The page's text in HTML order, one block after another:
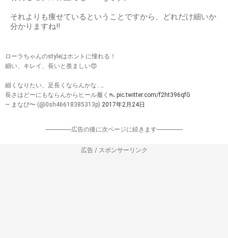
それよりも痩せているということですから、どれだけ細いか
分かりますね!!
ローラちゃんのstyleはホントに憧れる！
細い、キレイ、長いと羨ましい😍
細くなりたい、足長くならんかな…。
長さはどーにもならんからヒール履く👠 pic.twitter.com/f2ht396qfG
— まなぴ〜 (@0sh46618385313p) 2017年2月24日
-----------------広告の後に次ページに続きます-----------------
広告 / スポンサーリンク